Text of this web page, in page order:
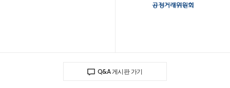
Q&A 게시판 가기